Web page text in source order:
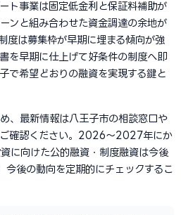
ト事業は固定低金利と保証料補助が
ンと組み合わせた資金調達の余地が
度は募集枠が早期に埋まる傾向が強
を早期に仕上げて好条件の制度へ即
で希望どおりの融資を実現する鍵と
、最新情報は八王子市の相談窓口や
ご確認ください。2026〜2027年にか
に向けた公的融資・制度融資は今後
今後の動向を定期的にチェックするこ